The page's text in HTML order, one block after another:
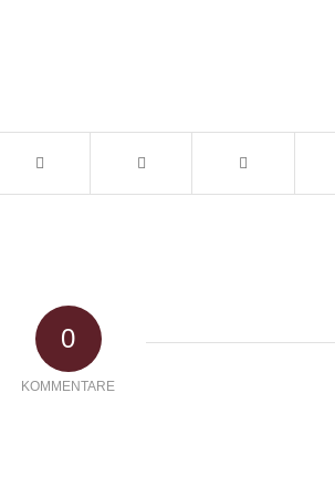
0
KOMMENTARE